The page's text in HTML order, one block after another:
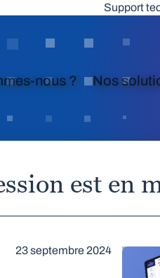
Support
nous ? Nos
est en
23 septembre 2024